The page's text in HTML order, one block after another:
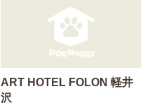
ART HOTEL FOLON 軽井
沢